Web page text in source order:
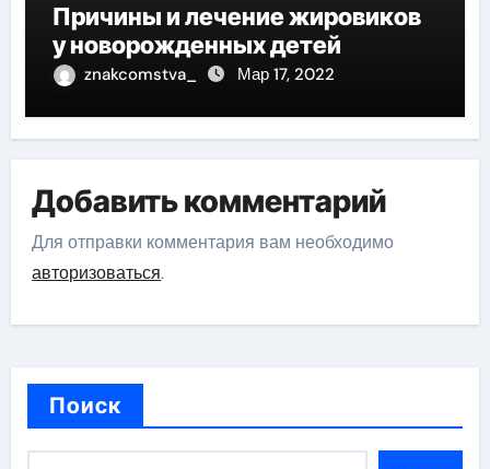
Причины и лечение жировиков
у новорожденных детей
znakcomstva_ Мар 17, 2022
Добавить комментарий
Для отправки комментария вам необходимо
авторизоваться.
Поиск